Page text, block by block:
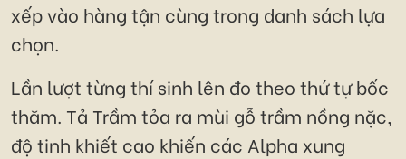
xếp vào hàng tận cùng trong danh sách lựa
chọn.
Lần lượt từng thí sinh lên đo theo thứ tự bốc
thăm. Tả Trầm tỏa ra mùi gỗ trầm nồng nặc,
độ tinh khiết cao khiến các Alpha xung